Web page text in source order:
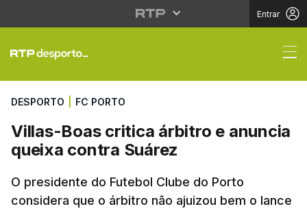
Entrar
Villas-Boas critica
DESPORTO FC PORTO
Villas-Boas critica árbitro e anuncia
queixa contra Suárez
O presidente do Futebol Clube do Porto
considera que o árbitro não ajuizou bem o lance